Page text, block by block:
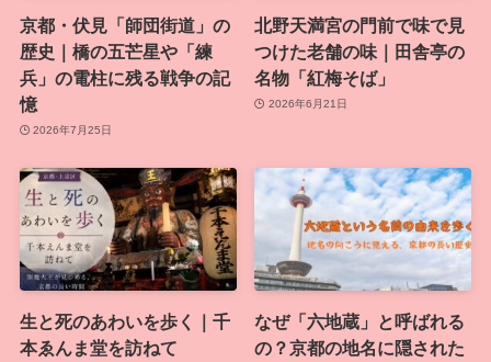
京都・伏見「師団街道」の
歴史｜橋の五芒星や「練
兵」の電柱に残る戦争の記
憶
2026年7月25日
北野天満宮の門前で味で見
つけた老舗の味｜田舎亭の
名物「紅梅そば」
2026年6月21日
生と死のあわいを歩く｜千
本ゑんま堂を訪ねて
なぜ「六地蔵」と呼ばれる
の？京都の地名に隠された